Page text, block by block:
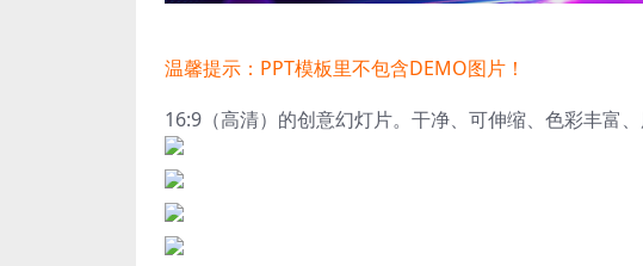
温馨提示：PPT模板里不包含DEMO图片！
16:9（高清）的创意幻灯片。干净、可伸缩、色彩丰富